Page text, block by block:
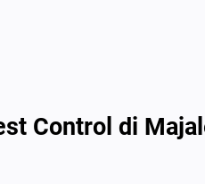
Control di